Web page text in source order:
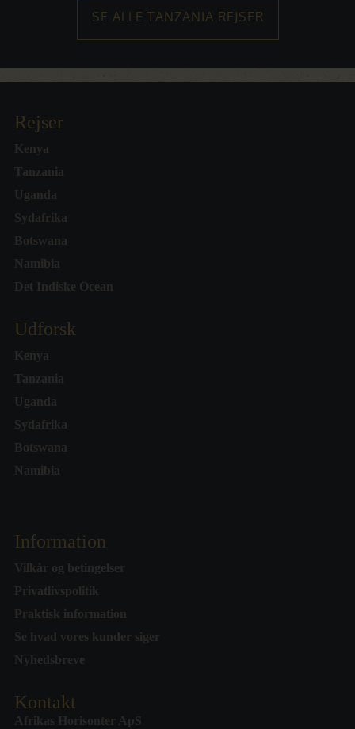
SE ALLE TANZANIA REJSER
Rejser
Kenya
Tanzania
Uganda
Sydafrika
Botswana
Namibia
Det Indiske Ocean
Udforsk
Kenya
Tanzania
Uganda
Sydafrika
Botswana
Namibia
Information
Vilkår og betingelser
Privatlivspolitik
Praktisk information
Se hvad vores kunder siger
Nyhedsbreve
Kontakt
Afrikas Horisonter ApS